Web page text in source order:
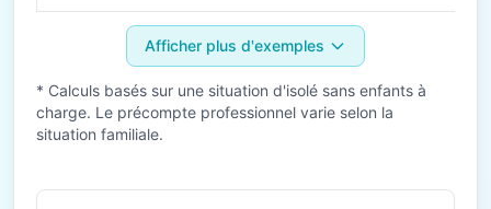
Afficher plus d'exemples
* Calculs basés sur une situation d'isolé sans enfants à
charge. Le précompte professionnel varie selon la
situation familiale.